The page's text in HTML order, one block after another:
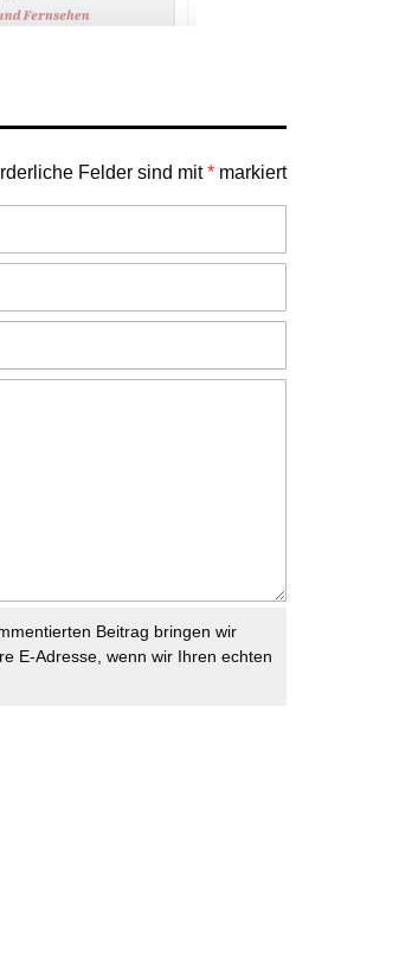
Felder sind mit* markiert
Beitrag bringen wir
E-Adresse, wenn wir Ihren echten